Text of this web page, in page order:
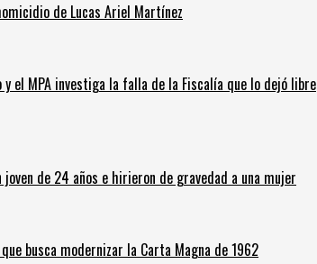
de Lucas Ariel Martínez
el MPA investiga la falla de la Fiscalía que lo dejó libre
de 24 años e hirieron de gravedad a una mujer
busca modernizar la Carta Magna de 1962